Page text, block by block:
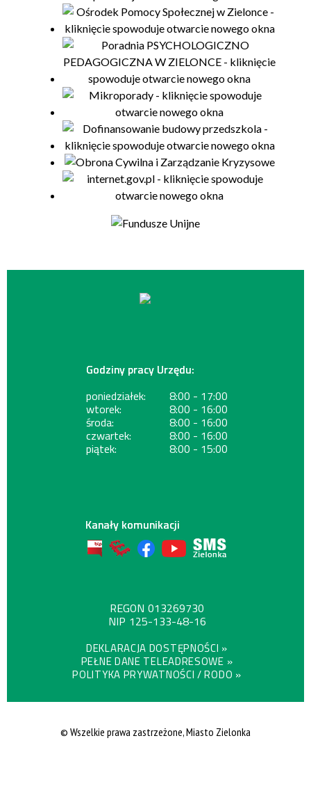
Godziny pracy Urzędu:
poniedziałek:
8:00 - 17:00
wtorek: 8:00 - 16:00
środa: 8:00 - 16:00
czwartek: 8:00 - 16:00
piątek: 8:00 - 15:00
Kanały komunikacji
REGON 013269730
NIP 125-133-48-16
DEKLARACJA DOSTĘPNOŚCI »
PEŁNE DANE TELEADRESOWE »
POLITYKA PRYWATNOŚCI / RODO »
© Wszelkie prawa zastrzeżone, Miasto Zielonka